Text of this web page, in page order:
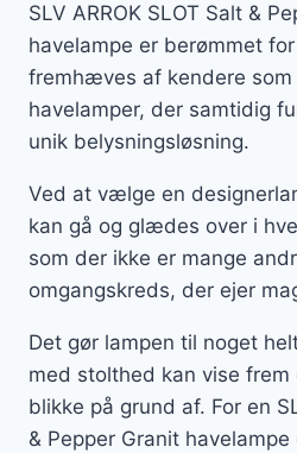
SLV ARROK SLOT Salt &
havelampe er berømmet
fremhæves af kendere
havelamper, der samtidig
unik belysningsløsning.
Ved at vælge en
kan gå og glædes over i
som der ikke er mange
omgangskreds, der ejer
Det gør lampen til noget
med stolthed kan vise
blikke på grund af. For en
& Pepper Granit